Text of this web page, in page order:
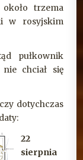
trzema
w rosyjskim
pułkownik
chciał się
dotychczas
22
sierpnia